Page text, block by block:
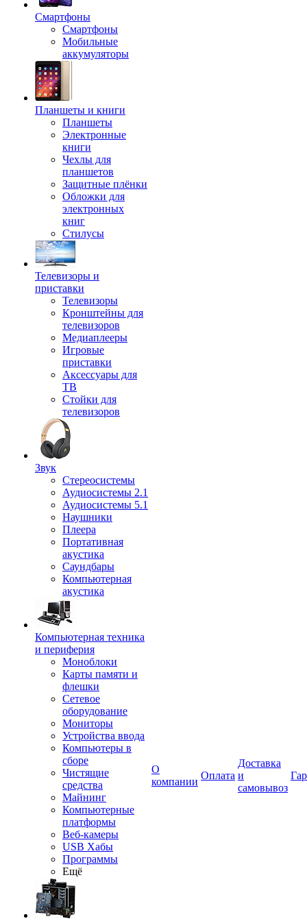
Смартфоны
Смартфоны
Мобильные
аккумуляторы
Планшеты и книги
Планшеты
Электронные
книги
Чехлы для
планшетов
Защитные плёнки
Обложки для
электронных
книг
Стилусы
Телевизоры и
приставки
Телевизоры
Кронштейны для
телевизоров
Медиаплееры
Игровые
приставки
Аксессуары для
ТВ
Стойки для
телевизоров
Звук
Стереосистемы
Аудиосистемы 2.1
Аудиосистемы 5.1
Наушники
Плеера
Портативная
акустика
Саундбары
Компьютерная
акустика
Компьютерная техника
и периферия
Моноблоки
Карты памяти и
флешки
Сетевое
оборудование
Мониторы
Устройства ввода
Компьютеры в
сборе
Чистящие
средства
Майнинг
Компьютерные
платформы
Веб-камеры
USB Хабы
Программы
Ещё
О
компании
Оплата
Доставка
и
самовывоз